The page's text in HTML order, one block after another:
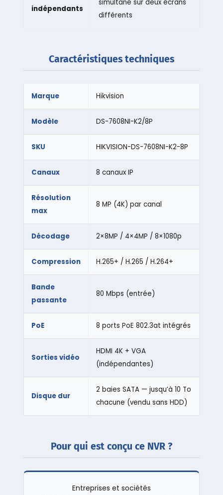
indépendants
simultané sur deux écrans
différents
Caractéristiques techniques
Marque Hikvision
Modèle DS-7608NI-K2/8P
SKU HIKVISION-DS-7608NI-K2-8P
Canaux 8 canaux IP
Résolution
max
8 MP (4K) par canal
Décodage 2×8MP / 4×4MP / 8×1080p
Compression H.265+ / H.265 / H.264+
Bande
passante
80 Mbps (entrée)
PoE 8 ports PoE 802.3at intégrés
Sorties vidéo
HDMI 4K + VGA
(indépendantes)
Disque dur
2 baies SATA — jusqu’à 10 To
chacune (vendu sans HDD)
Pour qui est conçu ce NVR ?
Entreprises et sociétés